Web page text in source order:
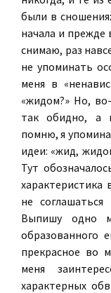
были в
начала и прежде
снимаю, раз
не упоминать
меня в
«жидом?» Но,
так обидно, а
помню, я
идеи: «жид,
Тут
не
Выпишу одно
образованного
прекрасное во
меня
характерных